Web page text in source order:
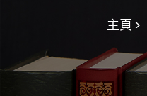
主頁 >